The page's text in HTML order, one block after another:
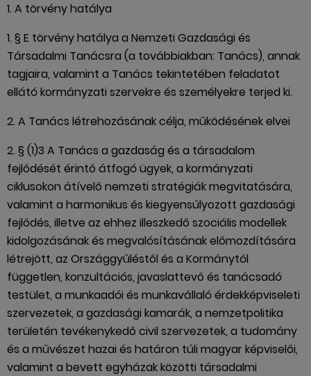
1. A törvény hatálya
1. § E törvény hatálya a Nemzeti Gazdasági és
Társadalmi Tanácsra (a továbbiakban: Tanács), annak
tagjaira, valamint a Tanács tekintetében feladatot
ellátó kormányzati szervekre és személyekre terjed ki.
2. A Tanács létrehozásának célja, működésének elvei
2. § (1)3 A Tanács a gazdaság és a társadalom
fejlődését érintő átfogó ügyek, a kormányzati
ciklusokon átívelő nemzeti stratégiák megvitatására,
valamint a harmonikus és kiegyensúlyozott gazdasági
fejlődés, illetve az ehhez illeszkedő szociális modellek
kidolgozásának és megvalósításának előmozdítására
létrejött, az Országgyűléstől és a Kormánytól
független, konzultációs, javaslattevő és tanácsadó
testület, a munkaadói és munkavállaló érdekképviseleti
szervezetek, a gazdasági kamarák, a nemzetpolitika
területén tevékenykedő civil szervezetek, a tudomány
és a művészet hazai és határon túli magyar képviselői,
valamint a bevett egyházak közötti társadalmi